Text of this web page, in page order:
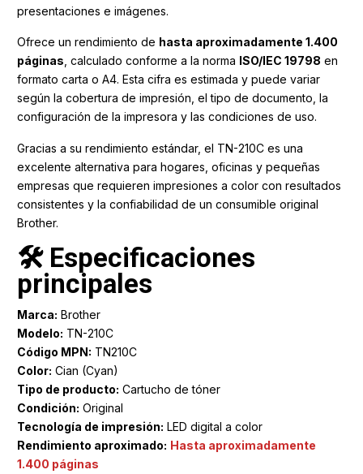
presentaciones e imágenes.
Ofrece un rendimiento de hasta aproximadamente 1.400
páginas , calculado conforme a la norma ISO/IEC 19798 en
formato carta o A4. Esta cifra es estimada y puede variar
según la cobertura de impresión, el tipo de documento, la
configuración de la impresora y las condiciones de uso.
Gracias a su rendimiento estándar, el TN-210C es una
excelente alternativa para hogares, oficinas y pequeñas
empresas que requieren impresiones a color con resultados
consistentes y la confiabilidad de un consumible original
Brother.
🛠️ Especificaciones
principales
Marca: Brother
Modelo: TN-210C
Código MPN: TN210C
Color: Cian (Cyan)
Tipo de producto: Cartucho de tóner
Condición: Original
Tecnología de impresión: LED digital a color
Rendimiento aproximado: Hasta aproximadamente
1.400 páginas